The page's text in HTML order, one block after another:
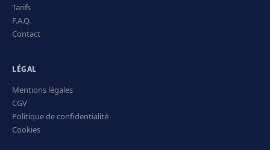
Tarifs
F.A.Q.
Contact
LÉGAL
Mentions légales
CGV
Politique de confidentialité
Cookies